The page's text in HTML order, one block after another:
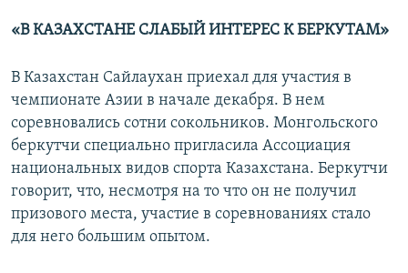
«В КАЗАХСТАНЕ СЛАБЫЙ ИНТЕРЕС К БЕРКУТАМ»
В Казахстан Сайлаухан приехал для участия в
чемпионате Азии в начале декабря. В нем
соревновались сотни сокольников. Монгольского
беркутчи специально пригласила Ассоциация
национальных видов спорта Казахстана. Беркутчи
говорит, что, несмотря на то что он не получил
призового места, участие в соревнованиях стало
для него большим опытом.